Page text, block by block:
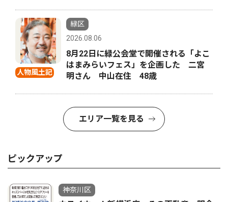
人物風土記
緑区
2026.08.06
8月22日に緑公会堂で開催される「よこ
はまみらいフェス」を企画した 二宮
明さん 中山在住 48歳
エリア一覧を見る
ピックアップ
神奈川区